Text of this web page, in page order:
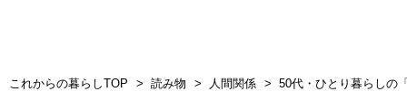
これからの暮らしTOP 読み物 人間関係 50代・ひとり暮らしの